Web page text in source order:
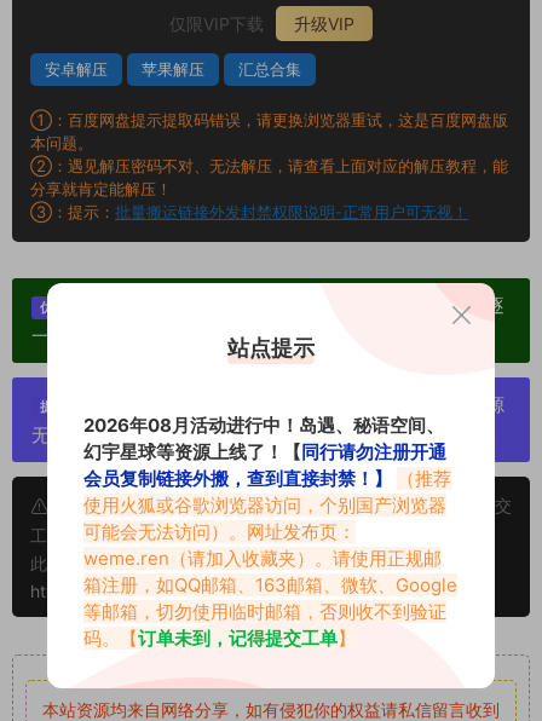
仅限VIP下载 升级VIP
安卓解压 苹果解压 汇总合集
①：百度网盘提示提取码错误，请更换浏览器重试，这是百度网盘版
本问题。
②：遇见解压密码不对、无法解压，请查看上面对应的解压教程，能
分享就肯定能解压！
③：提示： 批量搬运链接外发封禁权限说明-正常用户可无视！
优势：
单个博主作品统一整合分享、素材高度去重复、逐
一归档方便收藏！
提示：
严禁搬运资源链接，一经发现封号处理，素材资源
无露点、需求请绕道，关闭本站网页！
申明：本文资源均来源网友分享，若侵犯了您的权限可以提交
工单处理。
此外本文章皆属于原创文章，转载请注明出处！原文链接：
https://www.abcjyw.com/655.html
重要声明
本站资源均来自网络分享，如有侵犯你的权益请私信留言收到
站点提示
2026年08月活动进行中！岛遇、秘语空间、
幻宇星球等资源上线了！【同行请勿注册开通
会员复制链接外搬，查到直接封禁！】
（推荐
使用火狐或谷歌浏览器访问，个别国产浏览器
可能会无法访问）。网址发布页：
weme.ren （请加入收藏夹）。请使用正规邮
箱注册，如QQ邮箱、163邮箱、微软、Google
等邮箱，切勿使用临时邮箱，否则收不到验证
码。【订单未到，记得提交工单】